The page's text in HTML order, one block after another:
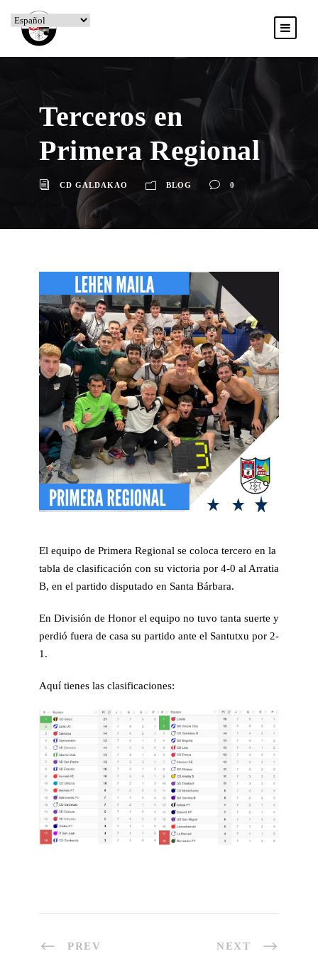
Terceros en
Primera Regional
CD GALDAKAO BLOG 0
El equipo de Primera Regional se coloca tercero en la
tabla de clasificación con su victoria por 4-0 al Arratia
B, en el partido disputado en Santa Bárbara.
En División de Honor el equipo no tuvo tanta suerte y
perdió fuera de casa su partido ante el Santutxu por 2-
1.
Aquí tienes las clasificaciones:
PREV NEXT